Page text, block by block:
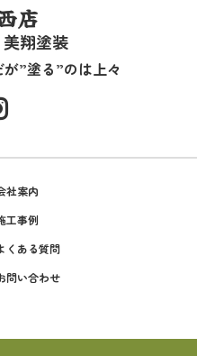
店
翔塗装
”塗る”のは上々
社案内
工事例
くある質問
問い合わせ